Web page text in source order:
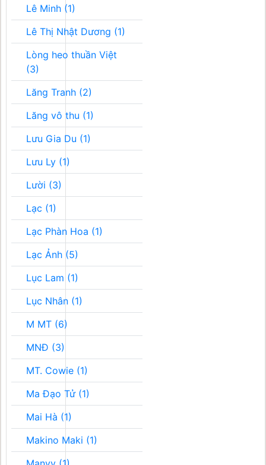
Lê Minh (1)
Lê Thị Nhật Dương (1)
Lòng heo thuần Việt
(3)
Lăng Tranh (2)
Lăng vô thu (1)
Lưu Gia Du (1)
Lưu Ly (1)
Lười (3)
Lạc (1)
Lạc Phàn Hoa (1)
Lạc Ảnh (5)
Lục Lam (1)
Lục Nhân (1)
M MT (6)
MNĐ (3)
MT. Cowie (1)
Ma Đạo Tử (1)
Mai Hà (1)
Makino Maki (1)